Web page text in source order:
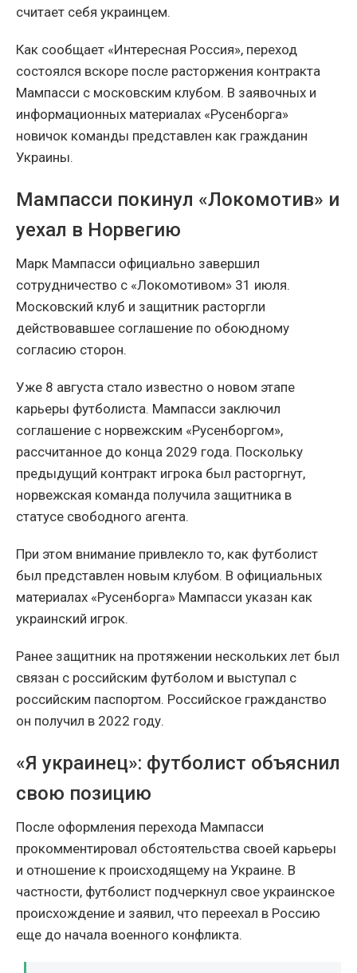
считает себя украинцем.
Как сообщает «Интересная Россия», переход
состоялся вскоре после расторжения контракта
Мампасси с московским клубом. В заявочных и
информационных материалах «Русенборга»
новичок команды представлен как гражданин
Украины.
Мампасси покинул «Локомотив» и
уехал в Норвегию
Марк Мампасси официально завершил
сотрудничество с «Локомотивом» 31 июля.
Московский клуб и защитник расторгли
действовавшее соглашение по обоюдному
согласию сторон.
Уже 8 августа стало известно о новом этапе
карьеры футболиста. Мампасси заключил
соглашение с норвежским «Русенборгом»,
рассчитанное до конца 2029 года. Поскольку
предыдущий контракт игрока был расторгнут,
норвежская команда получила защитника в
статусе свободного агента.
При этом внимание привлекло то, как футболист
был представлен новым клубом. В официальных
материалах «Русенборга» Мампасси указан как
украинский игрок.
Ранее защитник на протяжении нескольких лет был
связан с российским футболом и выступал с
российским паспортом. Российское гражданство
он получил в 2022 году.
«Я украинец»: футболист объяснил
свою позицию
После оформления перехода Мампасси
прокомментировал обстоятельства своей карьеры
и отношение к происходящему на Украине. В
частности, футболист подчеркнул свое украинское
происхождение и заявил, что переехал в Россию
еще до начала военного конфликта.